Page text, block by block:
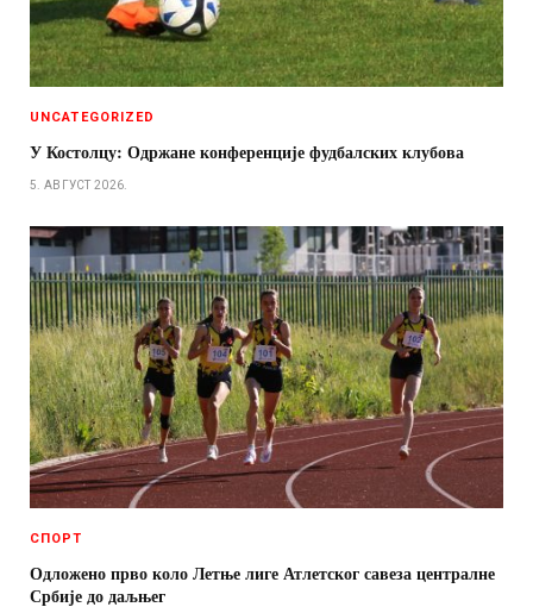
UNCATEGORIZED
У Костолцу: Одржане конференције фудбалских клубова
5. АВГУСТ 2026.
СПОРТ
Одложено прво коло Летње лиге Атлетског савеза централне
Србије до даљњег